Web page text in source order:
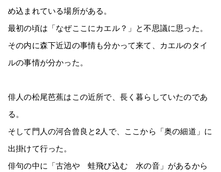
め込まれている場所がある。
最初の頃は「なぜここにカエル？」と不思議に思った。
その内に森下近辺の事情も分かって来て、カエルのタイ
ルの事情が分かった。
俳人の松尾芭蕉はこの近所で、長く暮らしていたのであ
る。
そして門人の河合曾良と2人で、ここから「奥の細道」に
出掛けて行った。
俳句の中に「古池や 蛙飛び込む 水の音」があるから